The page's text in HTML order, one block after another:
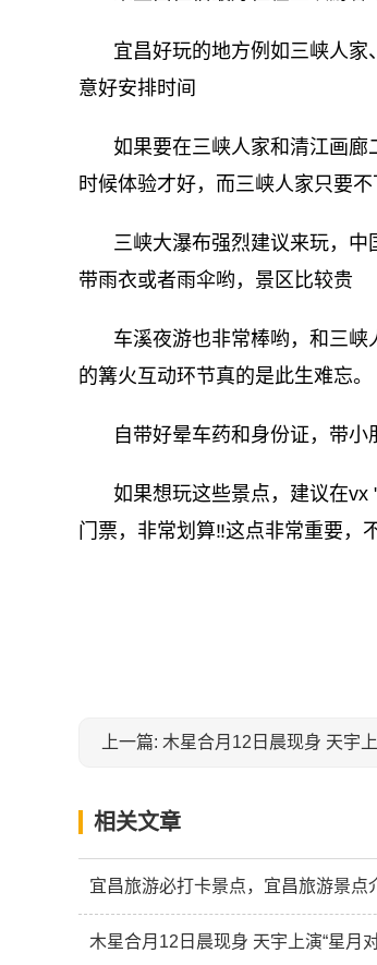
宜昌好玩的地方例如三峡人
意好安排时间
如果要在三峡人家和清江画
时候体验才好，而三峡人家只要
三峡大瀑布强烈建议来玩，
带雨衣或者雨伞哟，景区比较贵
车溪夜游也非常棒哟，和三
的篝火互动环节真的是此生难忘。
自带好晕车药和身份证，带
如果想玩这些景点，建议在
门票，非常划算‼️这点非常重要，
上一篇: 木星合月12日晨现身 天宇
相关文章
宜昌旅游必打卡景点，宜昌旅游景点
木星合月12日晨现身 天宇上演“星月